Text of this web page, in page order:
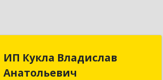
ИП Кукла Владислав
Анатольевич
Анатольевич